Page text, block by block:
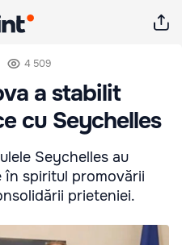
4 509
a stabilit
cu Seychelles
Seychelles au
spiritul promovării
prieteniei.